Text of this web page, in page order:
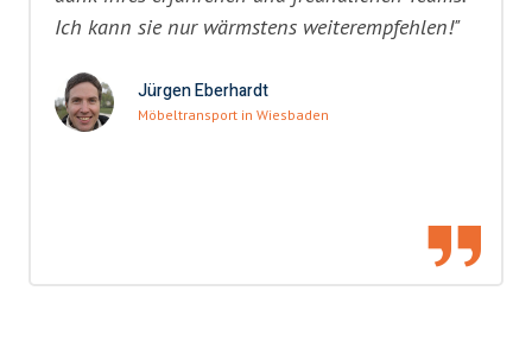
Ich kann sie nur wärmstens weiterempfehlen!"
Jürgen Eberhardt
Möbeltransport in Wiesbaden